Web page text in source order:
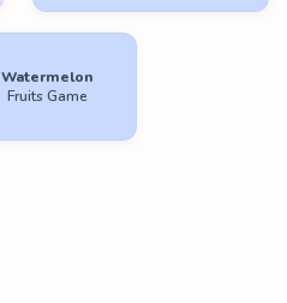
Watermelon
Fruits Game